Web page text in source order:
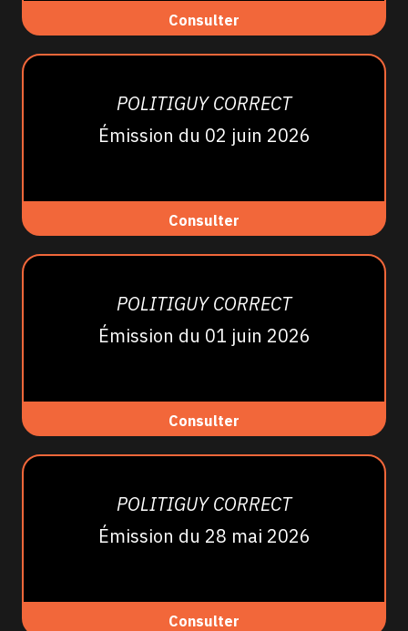
Consulter
POLITIGUY CORRECT
Émission du 02 juin 2026
Consulter
POLITIGUY CORRECT
Émission du 01 juin 2026
Consulter
POLITIGUY CORRECT
Émission du 28 mai 2026
Consulter